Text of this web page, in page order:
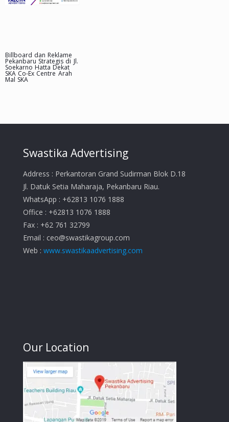
Billboard dan Reklame
Pekanbaru Strategis di Jl.
Soekarno Hatta Dekat
SKA Co-Ex Centre Arah
Mal SKA
Swastika Advertising
Address : Perkantoran Grand Sudirman Blok D.18
Jl. Datuk Setia Maharaja, Pekanbaru Riau.
WhatsApp : +62813 1076 1888
Office : +62813 1076 1888
Fax : +62 761 32799
Email : ceo@swastikagroup.com
Web : www.swastikaadvertising.com
Our Location